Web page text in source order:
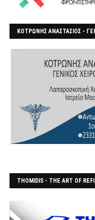
ΚΟΤΡΩΝΗΣ ΑΝΑΣΤΑΣΙΟΣ -
THOMIDIS - THE ART OF